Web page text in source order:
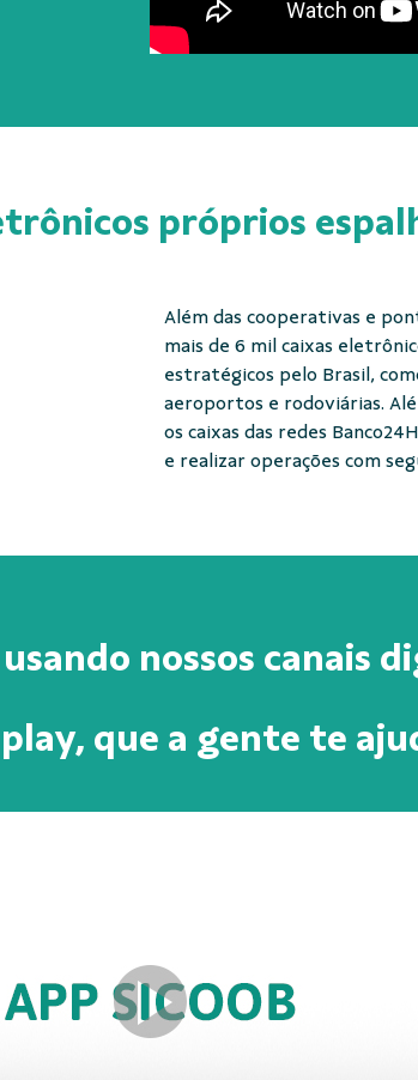
próprios
Além das cooperativas e
mais de 6 mil caixas
estratégicos pelo Brasil,
aeroportos e rodoviárias.
os caixas das redes
e realizar operações com
nossos canais
que a gente te